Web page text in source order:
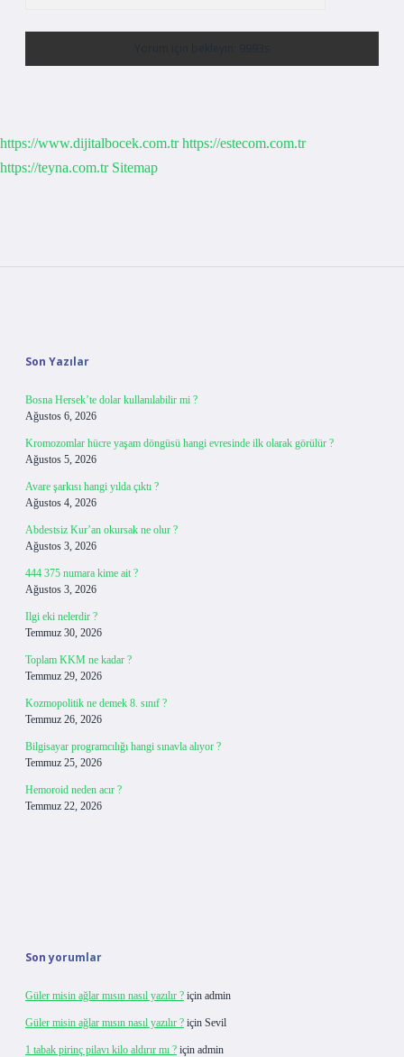
https://www.dijitalbocek.com.tr https://estecom.com.tr
https://teyna.com.tr Sitemap
Son Yazılar
Bosna Hersek’te dolar kullanılabilir mi ?
Ağustos 6, 2026
Kromozomlar hücre yaşam döngüsü hangi evresinde ilk olarak görülür ?
Ağustos 5, 2026
Avare şarkısı hangi yılda çıktı ?
Ağustos 4, 2026
Abdestsiz Kur’an okursak ne olur ?
Ağustos 3, 2026
444 375 numara kime ait ?
Ağustos 3, 2026
Ilgi eki nelerdir ?
Temmuz 30, 2026
Toplam KKM ne kadar ?
Temmuz 29, 2026
Kozmopolitik ne demek 8. sınıf ?
Temmuz 26, 2026
Bilgisayar programcılığı hangi sınavla alıyor ?
Temmuz 25, 2026
Hemoroid neden acır ?
Temmuz 22, 2026
Son yorumlar
Güler misin ağlar mısın nasıl yazılır ? için admin
Güler misin ağlar mısın nasıl yazılır ? için Sevil
1 tabak pirinç pilavı kilo aldırır mı ? için admin